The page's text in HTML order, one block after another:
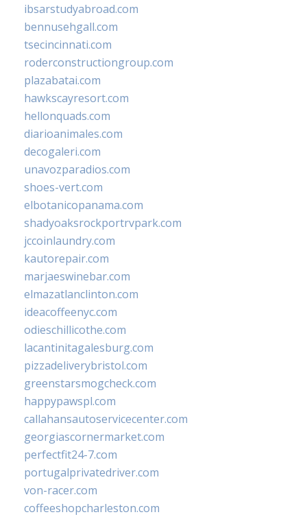
ibsarstudyabroad.com
bennusehgall.com
tsecincinnati.com
roderconstructiongroup.com
plazabatai.com
hawkscayresort.com
hellonquads.com
diarioanimales.com
decogaleri.com
unavozparadios.com
shoes-vert.com
elbotanicopanama.com
shadyoaksrockportrvpark.com
jccoinlaundry.com
kautorepair.com
marjaeswinebar.com
elmazatlanclinton.com
ideacoffeenyc.com
odieschillicothe.com
lacantinitagalesburg.com
pizzadeliverybristol.com
greenstarsmogcheck.com
happypawspl.com
callahansautoservicecenter.com
georgiascornermarket.com
perfectfit24-7.com
portugalprivatedriver.com
von-racer.com
coffeeshopcharleston.com